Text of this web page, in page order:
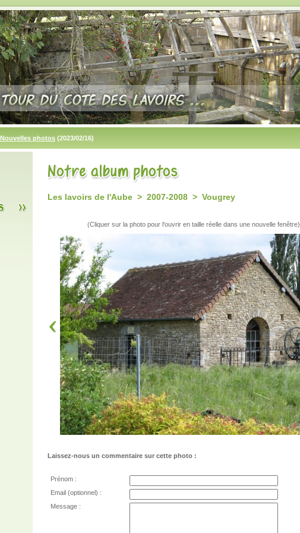
photos (2023/02/16)
Les lavoirs de l'Aube > 2007-2008 > Vougrey
(Cliquer sur la photo pour l'ouvrir en taille réelle dans une nouvelle fenêtre)
Laissez-nous un commentaire sur cette photo :
Prénom :
Email (optionnel) :
Message :